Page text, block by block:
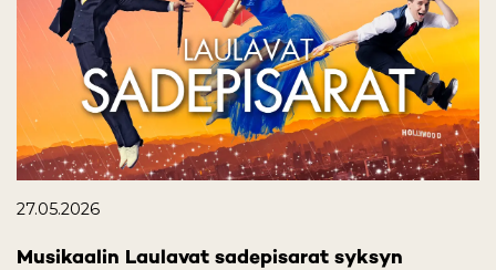
27.05.2026
Musikaalin Laulavat sadepisarat syksyn